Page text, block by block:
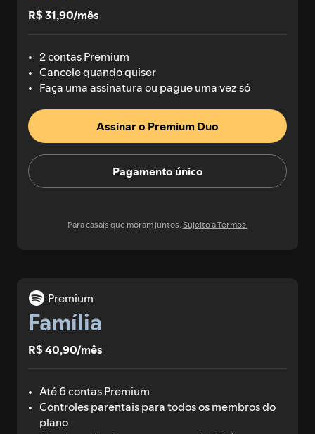
R$ 31,90/mês
2 contas Premium
Cancele quando quiser
Faça uma assinatura ou pague uma vez só
Assinar o Premium Duo
Pagamento único
Para casais que moram juntos.Sujeito a Termos.
Premium
Família
R$ 40,90/mês
Até 6 contas Premium
Controles parentais para todos os membros do
plano